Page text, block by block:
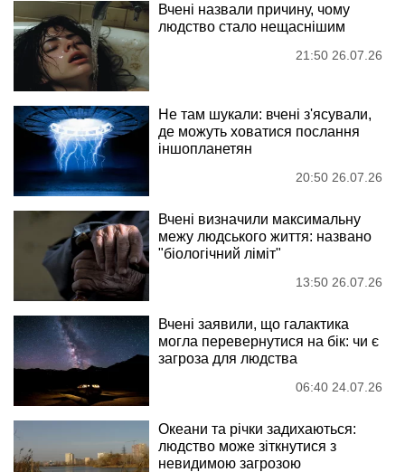
Вчені назвали причину, чому
людство стало нещаснішим
21:50 26.07.26
Не там шукали: вчені з'ясували,
де можуть ховатися послання
іншопланетян
20:50 26.07.26
Вчені визначили максимальну
межу людського життя: названо
"біологічний ліміт"
13:50 26.07.26
Вчені заявили, що галактика
могла перевернутися на бік: чи є
загроза для людства
06:40 24.07.26
Океани та річки задихаються:
людство може зіткнутися з
невидимою загрозою